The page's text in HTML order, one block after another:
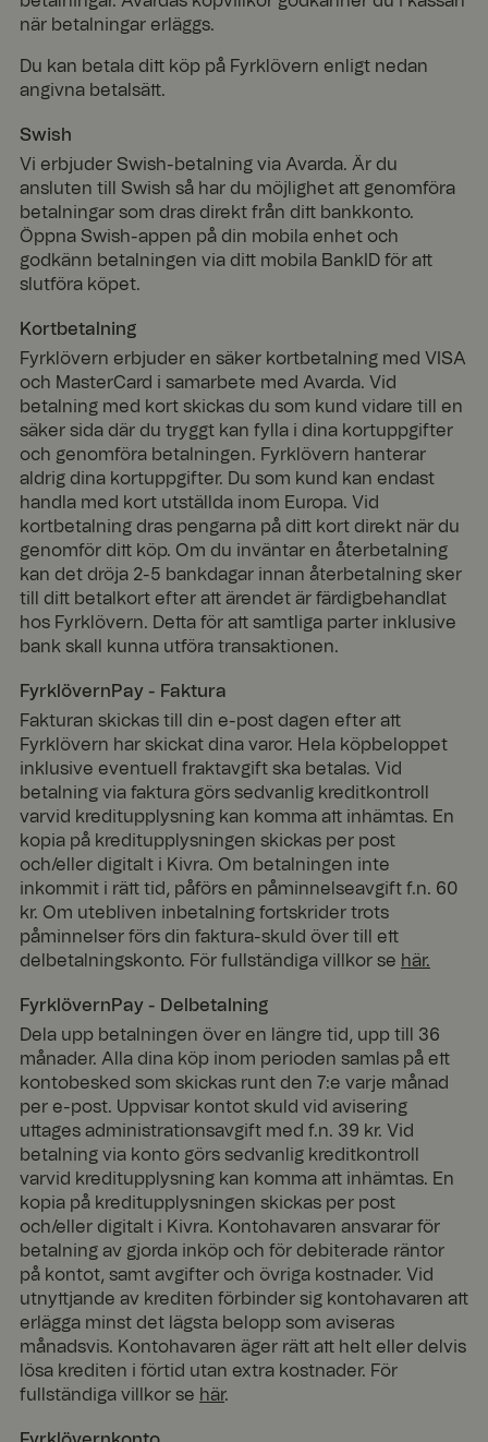
när betalningar erläggs.
Du kan betala ditt köp på Fyrklövern enligt nedan
angivna betalsätt.
Swish
Vi erbjuder Swish-betalning via Avarda. Är du
ansluten till Swish så har du möjlighet att genomföra
betalningar som dras direkt från ditt bankkonto.
Öppna Swish-appen på din mobila enhet och
godkänn betalningen via ditt mobila BankID för att
slutföra köpet.
Kortbetalning
Fyrklövern erbjuder en säker kortbetalning med VISA
och MasterCard i samarbete med Avarda. Vid
betalning med kort skickas du som kund vidare till en
säker sida där du tryggt kan fylla i dina kortuppgifter
och genomföra betalningen. Fyrklövern hanterar
aldrig dina kortuppgifter. Du som kund kan endast
handla med kort utställda inom Europa. Vid
kortbetalning dras pengarna på ditt kort direkt när du
genomför ditt köp. Om du inväntar en återbetalning
kan det dröja 2-5 bankdagar innan återbetalning sker
till ditt betalkort efter att ärendet är färdigbehandlat
hos Fyrklövern. Detta för att samtliga parter inklusive
bank skall kunna utföra transaktionen.
FyrklövernPay - Faktura
Fakturan skickas till din e-post dagen efter att
Fyrklövern har skickat dina varor. Hela köpbeloppet
inklusive eventuell fraktavgift ska betalas. Vid
betalning via faktura görs sedvanlig kreditkontroll
varvid kreditupplysning kan komma att inhämtas. En
kopia på kreditupplysningen skickas per post
och/eller digitalt i Kivra. Om betalningen inte
inkommit i rätt tid, påförs en påminnelseavgift f.n. 60
kr. Om utebliven inbetalning fortskrider trots
påminnelser förs din faktura-skuld över till ett
delbetalningskonto. För fullständiga villkor se här.
FyrklövernPay - Delbetalning
Dela upp betalningen över en längre tid, upp till 36
månader. Alla dina köp inom perioden samlas på ett
kontobesked som skickas runt den 7:e varje månad
per e-post. Uppvisar kontot skuld vid avisering
uttages administrationsavgift med f.n. 39 kr. Vid
betalning via konto görs sedvanlig kreditkontroll
varvid kreditupplysning kan komma att inhämtas. En
kopia på kreditupplysningen skickas per post
och/eller digitalt i Kivra. Kontohavaren ansvarar för
betalning av gjorda inköp och för debiterade räntor
på kontot, samt avgifter och övriga kostnader. Vid
utnyttjande av krediten förbinder sig kontohavaren att
erlägga minst det lägsta belopp som aviseras
månadsvis. Kontohavaren äger rätt att helt eller delvis
lösa krediten i förtid utan extra kostnader. För
fullständiga villkor se här.